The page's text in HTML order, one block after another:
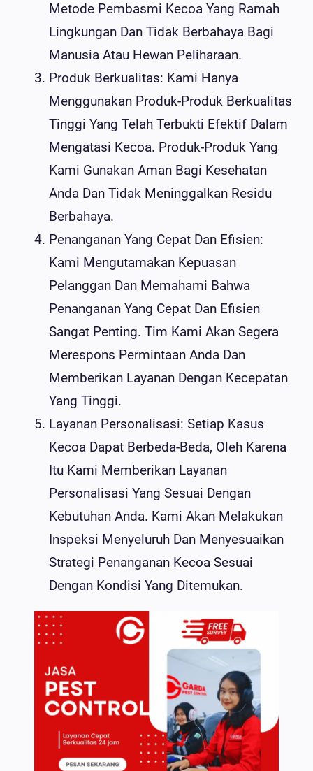
Metode Pembasmi Kecoa Yang Ramah
Lingkungan Dan Tidak Berbahaya Bagi
Manusia Atau Hewan Peliharaan.
Produk Berkualitas: Kami Hanya
Menggunakan Produk-Produk Berkualitas
Tinggi Yang Telah Terbukti Efektif Dalam
Mengatasi Kecoa. Produk-Produk Yang
Kami Gunakan Aman Bagi Kesehatan
Anda Dan Tidak Meninggalkan Residu
Berbahaya.
Penanganan Yang Cepat Dan Efisien:
Kami Mengutamakan Kepuasan
Pelanggan Dan Memahami Bahwa
Penanganan Yang Cepat Dan Efisien
Sangat Penting. Tim Kami Akan Segera
Merespons Permintaan Anda Dan
Memberikan Layanan Dengan Kecepatan
Yang Tinggi.
Layanan Personalisasi: Setiap Kasus
Kecoa Dapat Berbeda-Beda, Oleh Karena
Itu Kami Memberikan Layanan
Personalisasi Yang Sesuai Dengan
Kebutuhan Anda. Kami Akan Melakukan
Inspeksi Menyeluruh Dan Menyesuaikan
Strategi Penanganan Kecoa Sesuai
Dengan Kondisi Yang Ditemukan.